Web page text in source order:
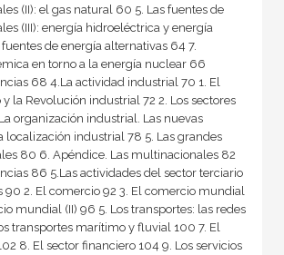
(II): el gas natural 60 5. Las fuentes de
(III): energía hidroeléctrica y energía
de energía alternativas 64 7.
en torno a la energía nuclear 66
68 4.La actividad industrial 70 1. El
la Revolución industrial 72 2. Los sectores
organización industrial. Las nuevas
localización industrial 78 5. Las grandes
80 6. Apéndice. Las multinacionales 82
86 5.Las actividades del sector terciario
90 2. El comercio 92 3. El comercio mundial
mundial (II) 96 5. Los transportes: las redes
transportes marítimo y fluvial 100 7. El
8. El sector financiero 104 9. Los servicios